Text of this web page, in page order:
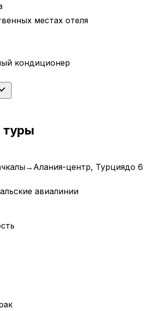
местах отеля
кондиционер
→ Алания-центр, Турциядо 6
авиалинии